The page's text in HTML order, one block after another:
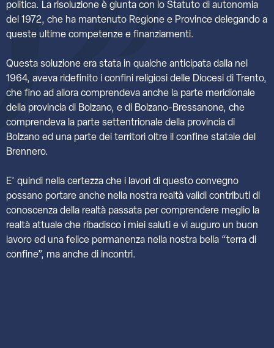
politica. La risoluzione è giunta con lo Statuto di autonomia
del 1972, che ha mantenuto Regione e Province delegando a
queste ultime competenze e finanziamenti.
Questa soluzione era stata in qualche anticipata dalla nel
1964, aveva ridefinito i confini religiosi delle Diocesi di Trento,
che fino ad allora comprendeva anche la parte meridionale
della provincia di Bolzano, e di Bolzano-Bressanone, che
comprendeva la parte settentrionale della provincia di
Bolzano ed una parte dei territori oltre il confine statale del
Brennero.
E’ quindi nella certezza che i lavori di questo convegno
possano portare anche nella nostra realtà validi contributi di
conoscenza della realtà passata per comprendere meglio la
realtà attuale che ribadisco i miei saluti e vi auguro un buon
lavoro ed una felice permanenza nella nostra bella “terra di
confine”, ma anche di incontri.